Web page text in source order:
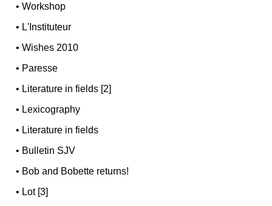
•Workshop
• L'Instituteur
•Wishes 2010
• Paresse
• Literature in fields [2]
• Lexicography
• Literature in fields
• Bulletin SJV
• Bob and Bobette returns!
• Lot [3]